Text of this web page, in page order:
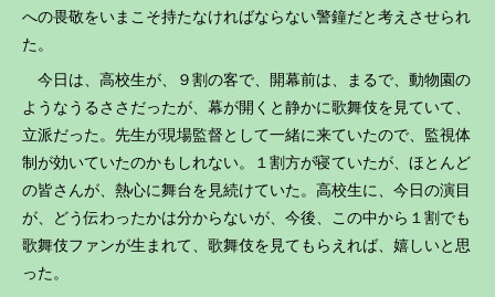
への畏敬をいまこそ持たなければならない警鐘だと考えさせられ
た。
今日は、高校生が、９割の客で、開幕前は、まるで、動物園の
ようなうるささだったが、幕が開くと静かに歌舞伎を見ていて、
立派だった。先生が現場監督として一緒に来ていたので、監視体
制が効いていたのかもしれない。１割方が寝ていたが、ほとんど
の皆さんが、熱心に舞台を見続けていた。高校生に、今日の演目
が、どう伝わったかは分からないが、今後、この中から１割でも
歌舞伎ファンが生まれて、歌舞伎を見てもらえれば、嬉しいと思
った。